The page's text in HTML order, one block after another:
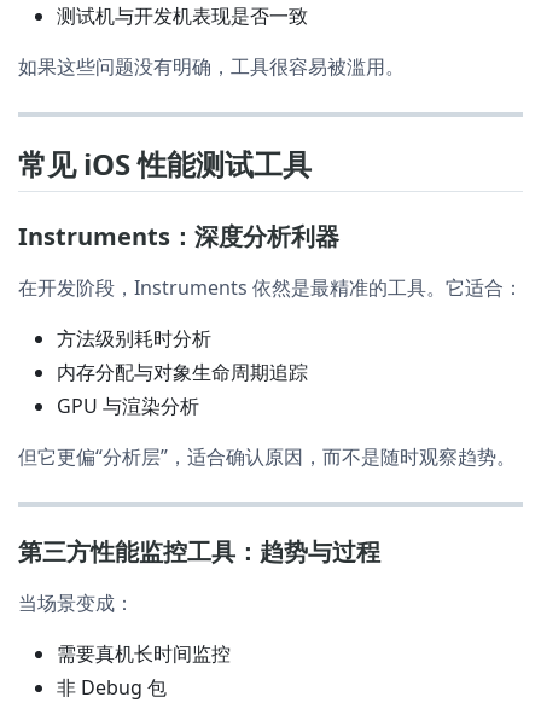
测试机与开发机表现是否一致
如果这些问题没有明确，工具很容易被滥用。
常见 iOS 性能测试工具
Instruments：深度分析利器
在开发阶段，Instruments 依然是最精准的工具。它适合：
方法级别耗时分析
内存分配与对象生命周期追踪
GPU 与渲染分析
但它更偏“分析层”，适合确认原因，而不是随时观察趋势。
第三方性能监控工具：趋势与过程
当场景变成：
需要真机长时间监控
非 Debug 包